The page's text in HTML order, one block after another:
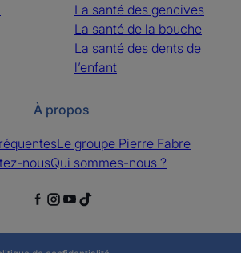
La santé des gencives
La santé de la bouche
La santé des dents de
l’enfant
À propos
Le groupe Pierre Fabre
nousQui sommes-nous ?